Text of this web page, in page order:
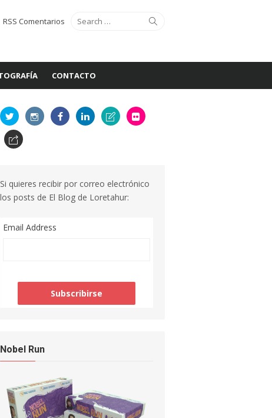
Search
for:
RSS Comentarios
CONTACTO
Si quieres recibir por correo electrónico
los posts de El Blog de Loretahur:
Email Address
Nobel Run